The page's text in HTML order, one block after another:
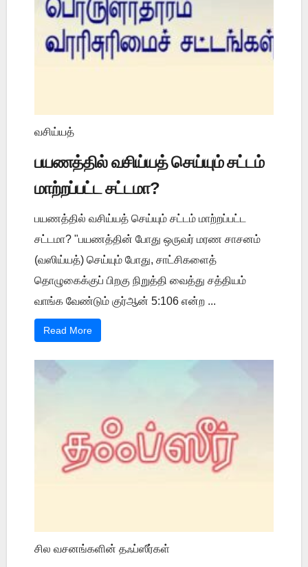
வசிய்யத்
பயணத்தில் வசிய்யத் செய்யும் சட்டம்
மாற்றப்பட்ட சட்டமா?
பயணத்தில் வசிய்யத் செய்யும் சட்டம் மாற்றப்பட்ட
சட்டமா? "பயணத்தின் போது ஒருவர் மரண சாசனம்
(வஸிய்யத்) செய்யும் போது, சாட்சிகளைத்
தொழுகைக்குப் பிறகு நிறுத்தி வைத்து சத்தியம்
வாங்க வேண்டும் குர்ஆன் 5:106 என்ற ...
Read More
சில வசனங்களின் தஃப்ஸீர்கள்